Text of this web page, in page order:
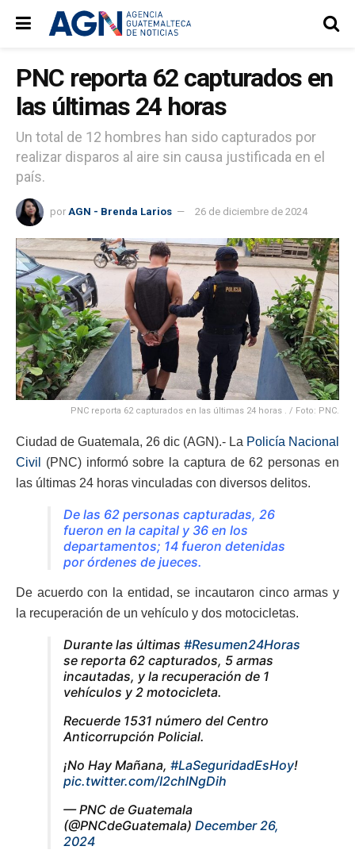
PNC reporta 62 capturados en
las últimas 24 horas
Un total de 12 hombres han sido capturados por
realizar disparos al aire sin causa justificada en el
país.
por AGN - Brenda Larios 26 de diciembre de 2024
PNC reporta 62 capturados en las últimas 24 horas . / Foto: PNC.
Ciudad de Guatemala, 26 dic (AGN).- La Policía Nacional
Civil
(PNC) informó sobre la captura de 62 personas en
las últimas 24 horas vinculadas con diversos delitos.
De las 62 personas capturadas, 26
fueron en la capital y 36 en los
departamentos; 14 fueron detenidas
por órdenes de jueces.
De acuerdo con la entidad, se incautaron cinco armas y
la recuperación de un vehículo y dos motocicletas.
Durante las últimas #Resumen24Horas
se reporta 62 capturados, 5 armas
incautadas, y la recuperación de 1
vehículos y 2 motocicleta.
Recuerde 1531 número del Centro
Anticorrupción Policial.
¡No Hay Mañana, #LaSeguridadEsHoy!
pic.twitter.com/I2chlNgDih
— PNC de Guatemala
(@PNCdeGuatemala) December 26,
2024